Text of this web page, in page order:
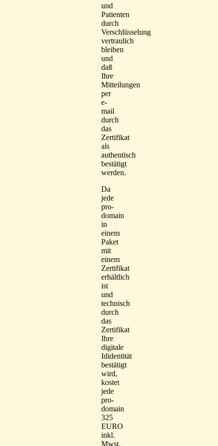
und
Patienten
durch
Verschlüsselung
vertraulich
bleiben
und
daß
Ihre
Mitteilungen
per
e-
mail
durch
das
Zertifikat
als
authentisch
bestätigt
werden.
Da
jede
pro-
domain
in
einem
Paket
mit
einem
Zertifikat
erhältlich
ist
und
technisch
durch
das
Zertifikat
Ihre
digitale
Ididentität
bestätigt
wird,
kostet
jede
pro-
domain
325
EURO
inkl.
Mwst.